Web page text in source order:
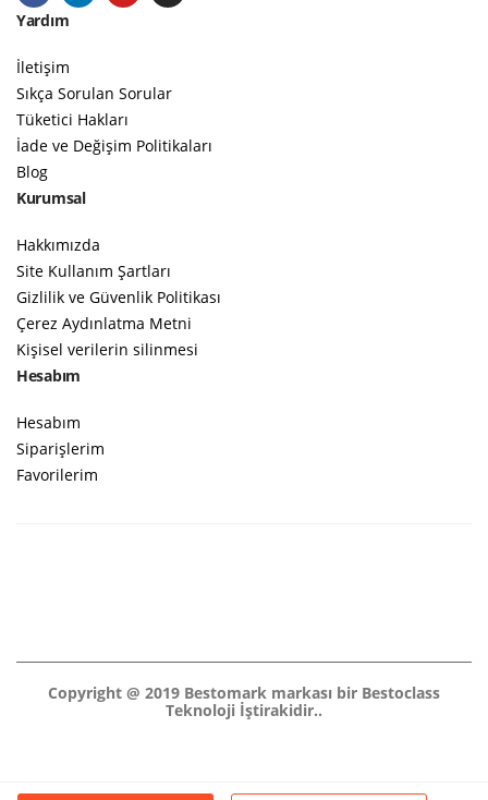
Yardım
İletişim
Sıkça Sorulan Sorular
Tüketici Hakları
İade ve Değişim Politikaları
Blog
Kurumsal
Hakkımızda
Site Kullanım Şartları
Gizlilik ve Güvenlik Politikası
Çerez Aydınlatma Metni
Kişisel verilerin silinmesi
Hesabım
Hesabım
Siparişlerim
Favorilerim
Copyright @ 2019 Bestomark markası bir Bestoclass
Teknoloji İştirakidir..